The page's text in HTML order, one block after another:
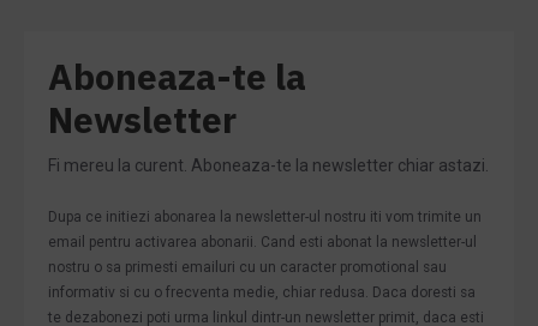
Aboneaza-te la
Newsletter
Fi mereu la curent. Aboneaza-te la newsletter chiar astazi.
Dupa ce initiezi abonarea la newsletter-ul nostru iti vom trimite un
email pentru activarea abonarii. Cand esti abonat la newsletter-ul
nostru o sa primesti emailuri cu un caracter promotional sau
informativ si cu o frecventa medie, chiar redusa. Daca doresti sa
te dezabonezi poti urma linkul dintr-un newsletter primit, daca esti